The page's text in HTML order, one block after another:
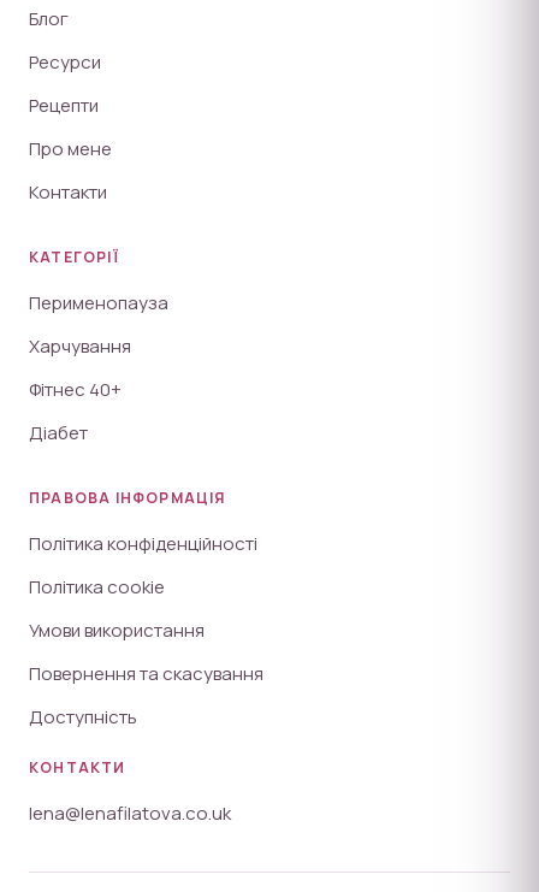
Блог
Ресурси
Рецепти
Про мене
Контакти
КАТЕГОРІЇ
Перименопауза
Харчування
Фітнес 40+
Діабет
ПРАВОВА ІНФОРМАЦІЯ
Політика конфіденційності
Політика cookie
Умови використання
Повернення та скасування
Доступність
КОНТАКТИ
lena@lenafilatova.co.uk